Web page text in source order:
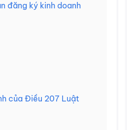
đăng ký kinh doanh
của Điều 207 Luật